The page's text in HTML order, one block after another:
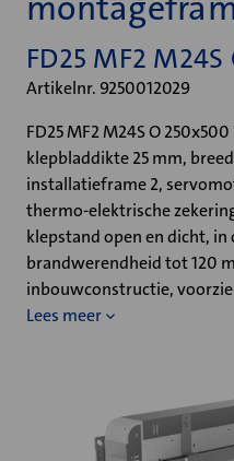
FD25 MF2
Artikelnr. 9250012029
FD25 MF2 M24S O
klepbladdikte 25 mm,
installatieframe 2,
thermo-elektrische
klepstand open en dicht, in
brandwerendheid tot 120
inbouwconstructie,
Lees meer